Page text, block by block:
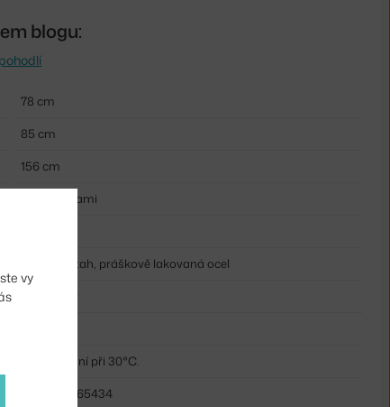
blogu:
78 cm
85 cm
156 cm
s područkami
textilní potah, práškově lakovaná ocel
Jemné praní při 30°C.
FER-1104265434
vy